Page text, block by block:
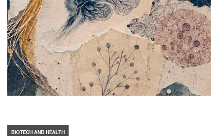
BIOTECH AND HEALTH